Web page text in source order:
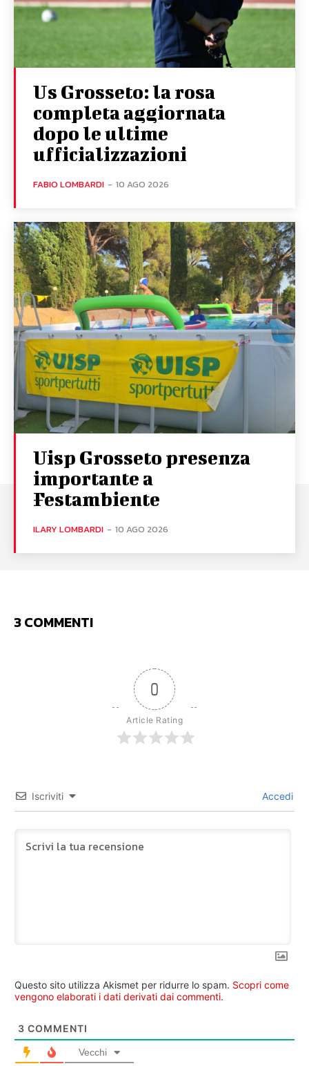
Us Grosseto: la rosa
completa aggiornata
dopo le ultime
ufficializzazioni
FABIO LOMBARDI - 10 AGO 2026
Uisp Grosseto presenza
importante a
Festambiente
ILARY LOMBARDI - 10 AGO 2026
3 COMMENTI
0
Article Rating
Iscriviti Accedi
Questo sito utilizza Akismet per ridurre lo spam. Scopri come
vengono elaborati i dati derivati dai commenti.
3 COMMENTI
Vecchi